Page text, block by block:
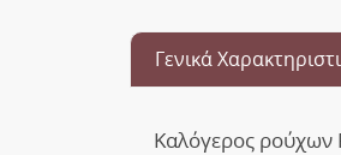
Γενικά
Καλόγερος ρούχων